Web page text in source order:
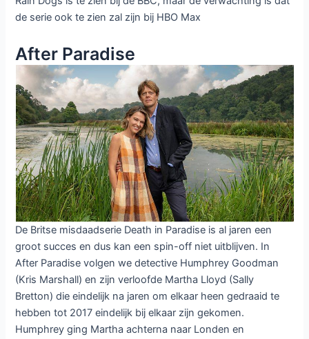
de serie ook te zien zal zijn bij HBO Max
After Paradise
De Britse misdaadserie Death in Paradise is al jaren een
groot succes en dus kan een spin-off niet uitblijven. In
After Paradise volgen we detective Humphrey Goodman
(Kris Marshall) en zijn verloofde Martha Lloyd (Sally
Bretton) die eindelijk na jaren om elkaar heen gedraaid te
hebben tot 2017 eindelijk bij elkaar zijn gekomen.
Humphrey ging Martha achterna naar Londen en